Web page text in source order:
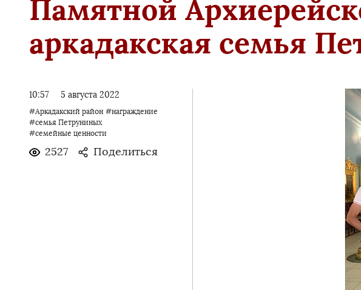
Памятной
аркадакская семья
10:57 5 августа 2022
#Аркадакский район #награждение
#семья Петруниных
#семейные ценности
2527 Поделиться